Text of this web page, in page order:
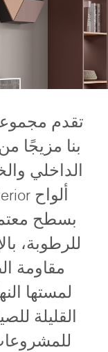
بنا مزيجًا
الداخلي
بسطح
للرطوبة،
مقاومة
لمستها
القليلة